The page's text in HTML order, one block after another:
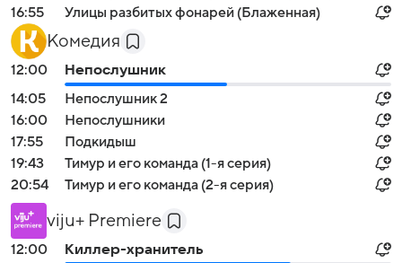
16:55
Улицы разбитых фонарей (Блаженная)
Комедия
12:00
Непослушник
14:05
Непослушник 2
16:00
Непослушники
17:55
Подкидыш
19:43
Тимур и его команда (1-я серия)
20:54
Тимур и его команда (2-я серия)
viju+ Premiere
12:00
Киллер-хранитель